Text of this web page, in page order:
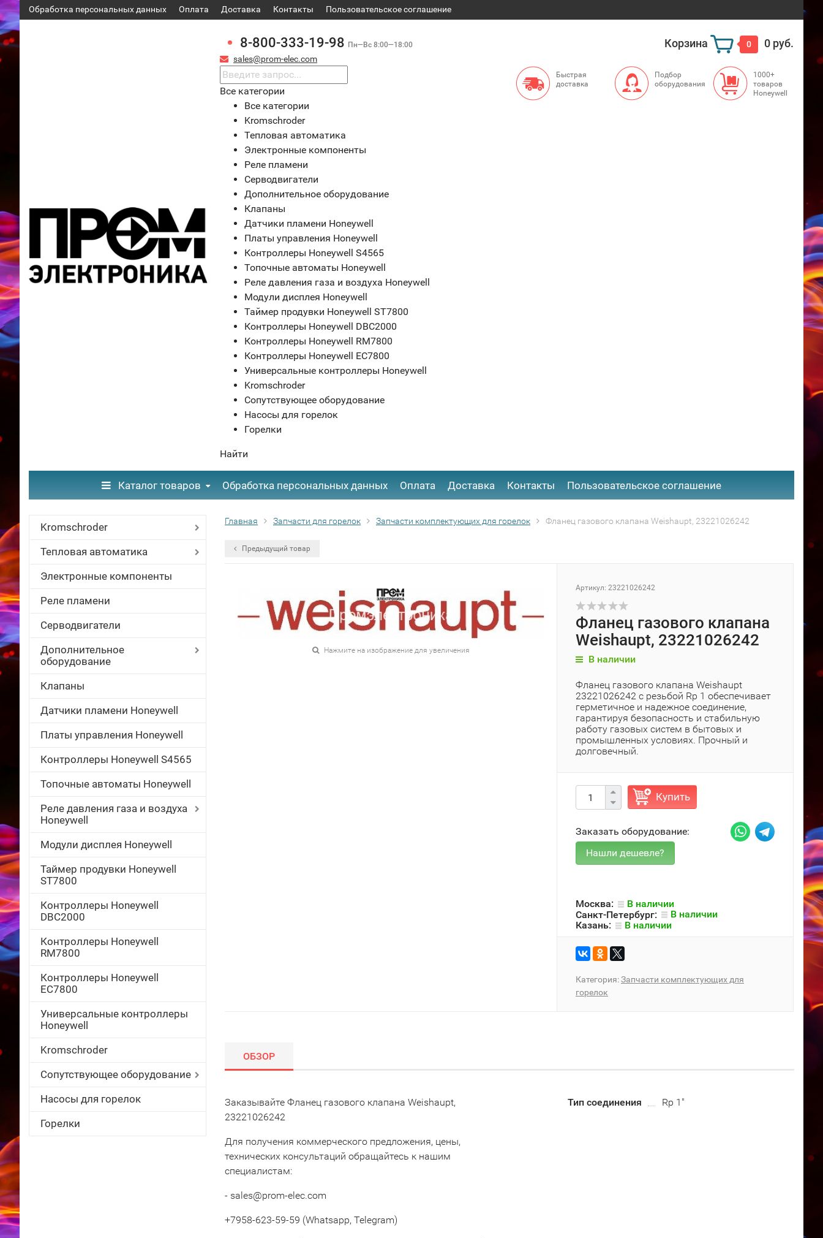
Обработка персональных данных Оплата Доставка Контакты ​Пользовательское соглашение
8-800-333-19-98 Пн—Вс 8:00—18:00
sales@prom-elec.com
Корзина 0 0 руб.
Все категории
Все категории
Kromschroder
Тепловая автоматика
Электронные компоненты
Реле пламени
Серводвигатели
Дополнительное оборудование
Клапаны
Датчики пламени Honeywell
Платы управления Honeywell
Контроллеры Honeywell S4565
Топочные автоматы Honeywell
Реле давления газа и воздуха Honeywell
Модули дисплея Honeywell
Таймер продувки Honeywell ST7800
Контроллеры Honeywell DBC2000
Контроллеры Honeywell RM7800
Контроллеры Honeywell EC7800
Универсальные контроллеры Honeywell
Kromschroder
Сопутствующее оборудование
Насосы для горелок
Горелки
Найти
Быстрая
доставка
Подбор
оборудования
1000+
товаров
Honeywell
Каталог товаров Обработка персональных данных Оплата Доставка Контакты ​Пользовательское соглашение
Kromschroder
Тепловая автоматика
Электронные компоненты
Реле пламени
Серводвигатели
Дополнительное
оборудование
Клапаны
Датчики пламени Honeywell
Платы управления Honeywell
Контроллеры Honeywell S4565
Топочные автоматы Honeywell
Реле давления газа и воздуха
Honeywell
Модули дисплея Honeywell
Таймер продувки Honeywell
ST7800
Контроллеры Honeywell
DBC2000
Контроллеры Honeywell
RM7800
Контроллеры Honeywell
EC7800
Универсальные контроллеры
Honeywell
Kromschroder
Сопутствующее оборудование
Насосы для горелок
Горелки
Главная Запчасти для горелок Запчасти комплектующих для горелок Фланец газового клапана Weishaupt, 23221026242
Предыдущий товар
Нажмите на изображение для увеличения
Артикул: 23221026242
Фланец газового клапана
Weishaupt, 23221026242
В наличии
Фланец газового клапана Weishaupt
23221026242 с резьбой Rp 1 обеспечивает
герметичное и надежное соединение,
гарантируя безопасность и стабильную
работу газовых систем в бытовых и
промышленных условиях. Прочный и
долговечный.
Купить
Заказать оборудование:
Москва:
В наличии
Санкт-Петербург:
В наличии
Казань:
В наличии
Категория:Запчасти комплектующих для
горелок
ОБЗОР
Заказывайте Фланец газового клапана Weishaupt,
23221026242
Для получения коммерческого предложения, цены,
технических консультаций обращайтесь к нашим
специалистам:
- sales@prom-elec.com
+7958-623-59-59 (Whatsapp, Telegram)
Тип соединения Rp 1"